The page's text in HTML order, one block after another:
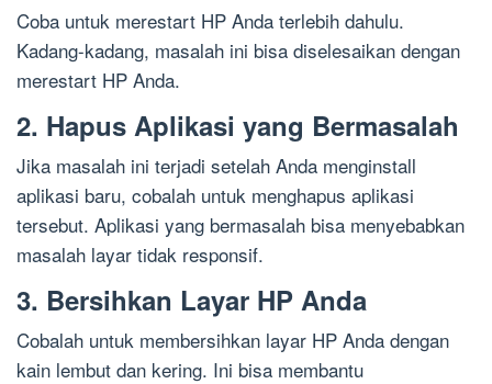
Coba untuk merestart HP Anda terlebih dahulu.
Kadang-kadang, masalah ini bisa diselesaikan dengan
merestart HP Anda.
2. Hapus Aplikasi yang Bermasalah
Jika masalah ini terjadi setelah Anda menginstall
aplikasi baru, cobalah untuk menghapus aplikasi
tersebut. Aplikasi yang bermasalah bisa menyebabkan
masalah layar tidak responsif.
3. Bersihkan Layar HP Anda
Cobalah untuk membersihkan layar HP Anda dengan
kain lembut dan kering. Ini bisa membantu